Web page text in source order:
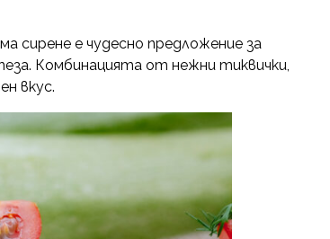
сирене е чудесно предложение за
Комбинацията от нежни тиквички,
вкус.